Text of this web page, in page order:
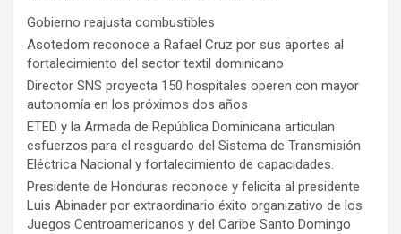
Gobierno reajusta combustibles
Asotedom reconoce a Rafael Cruz por sus aportes al
fortalecimiento del sector textil dominicano
Director SNS proyecta 150 hospitales operen con mayor
autonomía en los próximos dos años
ETED y la Armada de República Dominicana articulan
esfuerzos para el resguardo del Sistema de Transmisión
Eléctrica Nacional y fortalecimiento de capacidades.
Presidente de Honduras reconoce y felicita al presidente
Luis Abinader por extraordinario éxito organizativo de los
Juegos Centroamericanos y del Caribe Santo Domingo